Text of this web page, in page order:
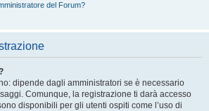
del Forum?
dipende dagli amministratori se è necessario
Comunque, la registrazione ti darà accesso
disponibili per gli utenti ospiti come l’uso di